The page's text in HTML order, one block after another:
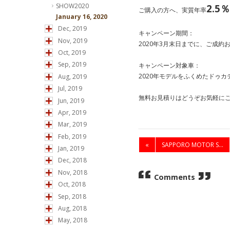
SHOW2020
January 16, 2020
Dec, 2019
Nov, 2019
Oct, 2019
Sep, 2019
Aug, 2019
Jul, 2019
Jun, 2019
Apr, 2019
Mar, 2019
Feb, 2019
Jan, 2019
Dec, 2018
Nov, 2018
Oct, 2018
Sep, 2018
Aug, 2018
May, 2018
ご購入の方へ、実質年率2.5
キャンペーン期間：
2020年3月末日までに、ご成約
キャンペーン対象車：
2020年モデルをふくめたドゥカ
無料お見積りはどうぞお気軽に
« SAPPORO MOTOR S...
Comments